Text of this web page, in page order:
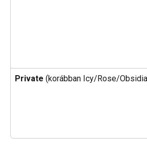
Private (korábban Icy/Rose/